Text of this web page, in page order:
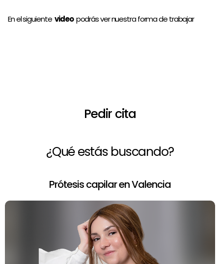
En el siguientevideopodrás ver nuestra forma de trabajar
Pedir cita
¿Qué estás buscando?
Prótesis capilar en Valencia